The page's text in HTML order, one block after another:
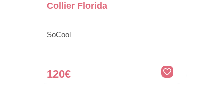
Collier Florida
SoCool
120€